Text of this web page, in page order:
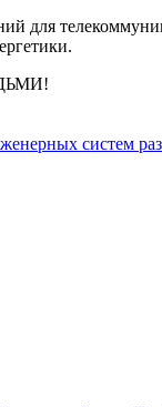
для
систем